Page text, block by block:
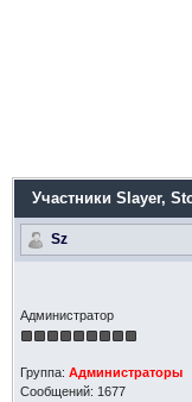
Участники Slayer,
Sz
Администратор
Группа: Администраторы
Сообщений: 1677